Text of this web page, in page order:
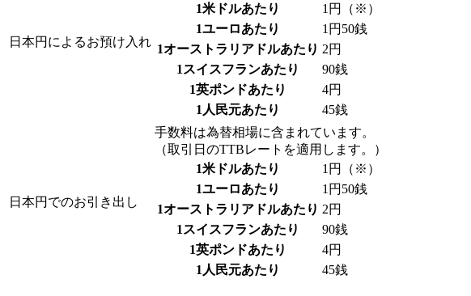
日本円によるお預け入れ
1米ドルあたり
1円（※）
1ユーロあたり
1円50銭
1オーストラリアドルあたり 2円
1スイスフランあたり
90銭
1英ポンドあたり
4円
1人民元あたり
45銭
日本円でのお引き出し
手数料は為替相場に含まれています。
（取引日のTTBレートを適用します。）
1米ドルあたり
1円（※）
1ユーロあたり
1円50銭
1オーストラリアドルあたり 2円
1スイスフランあたり
90銭
1英ポンドあたり
4円
1人民元あたり
45銭